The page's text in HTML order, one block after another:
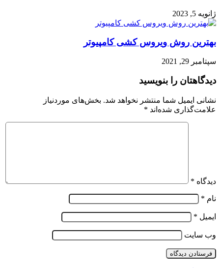
ژانویه 5, 2023
بهترین روش ویروس کشی کامپیوتر
سپتامبر 29, 2021
دیدگاهتان را بنویسید
نشانی ایمیل شما منتشر نخواهد شد. بخش‌های موردنیاز
علامت‌گذاری شده‌اند *
دیدگاه *
نام *
ایمیل *
وب‌ سایت